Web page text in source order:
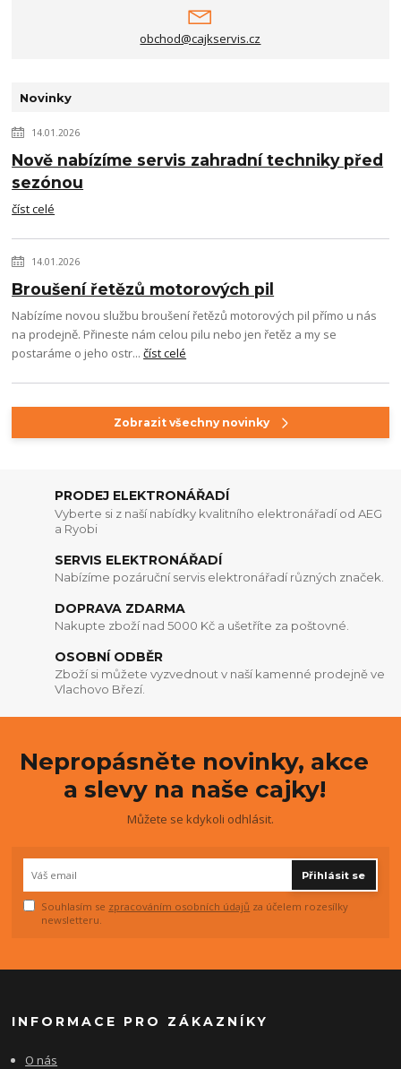
obchod@cajkservis.cz
Novinky
14.01.2026
Nově nabízíme servis zahradní techniky před
sezónou
číst celé
14.01.2026
Broušení řetězů motorových pil
Nabízíme novou službu broušení řetězů motorových pil přímo u nás
na prodejně. Přineste nám celou pilu nebo jen řetěz a my se
postaráme o jeho ostr...číst celé
Zobrazit všechny novinky
PRODEJ ELEKTRONÁŘADÍ
Vyberte si z naší nabídky kvalitního elektronářadí od AEG
a Ryobi
SERVIS ELEKTRONÁŘADÍ
Nabízíme pozáruční servis elektronářadí různých značek.
DOPRAVA ZDARMA
Nakupte zboží nad 5000 Kč a ušetříte za poštovné.
OSOBNÍ ODBĚR
Zboží si můžete vyzvednout v naší kamenné prodejně ve
Vlachovo Březí.
Nepropásněte novinky, akce
a slevy na naše cajky!
Můžete se kdykoli odhlásit.
Přihlásit se
Souhlasím se zpracováním osobních údajů za účelem rozesílky
newsletteru.
INFORMACE PRO ZÁKAZNÍKY
O nás